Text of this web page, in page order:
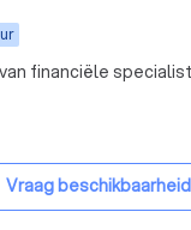
die u op
Vraag beschikbaarheid